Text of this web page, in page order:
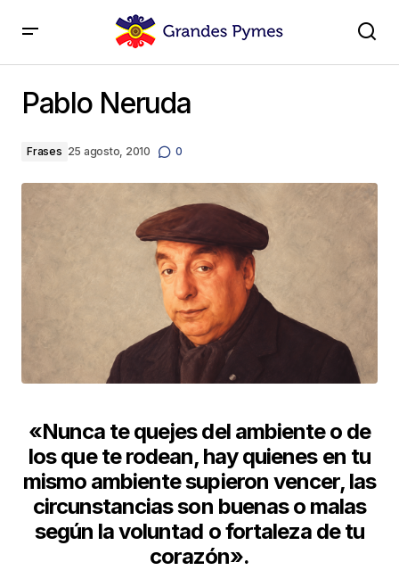
Pablo Neruda
Frases 25 agosto, 2010 0
«Nunca te quejes del ambiente o de
los que te rodean, hay quienes en tu
mismo ambiente supieron vencer, las
circunstancias son buenas o malas
según la voluntad o fortaleza de tu
corazón».